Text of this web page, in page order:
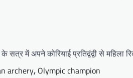
में अपने कोरियाई प्रतिद्वंद्वी से
archery, Olympic champion